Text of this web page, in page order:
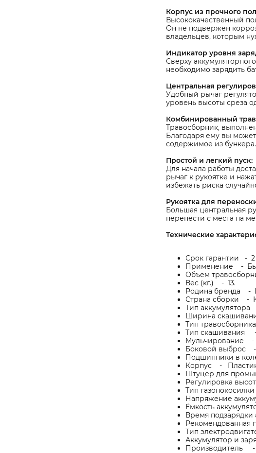
Корпус из прочного
Высококачественный
Он не подвержен
владельцев, которым
Индикатор уровня
Сверху
необходимо зарядить
Центральная
Удобный рычаг
уровень высоты среза
Комбинированный
Травосборник,
Благодаря ему вы
содержимое из бункера.
Простой и легкий пуск:
Для начала работы
рычаг к рукоятке и
избежать риска
Рукоятка для
Большая центральная
перенести с места на
Технические
Срок гарантии - 2
Применение -
Объем
Вес (кг.) - 13.
Родина бренда -
Страна сборки -
Тип
Ширина
Тип
Тип скашивания -
Мульчирование -
Боковой выброс
Подшипники в
Корпус -
Штуцер для
Регулировка
Тип
Напряжение
Ёмкость
Время
Тип
Аккумулятор и
Производитель -